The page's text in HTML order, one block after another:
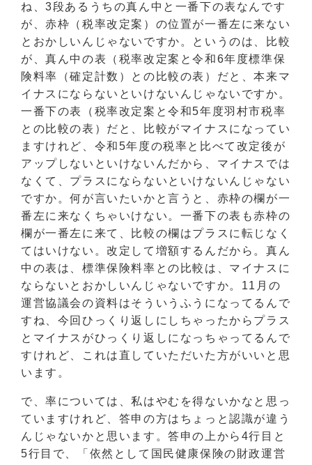
ね、3段あるうちの真ん中と一番下の表なんです
が、赤枠（税率改定案）の位置が一番左に来ない
とおかしいんじゃないですか。というのは、比較
が、真ん中の表（税率改定案と令和6年度標準保
険料率（確定計数）との比較の表）だと、本来マ
イナスにならないといけないんじゃないですか。
一番下の表（税率改定案と令和5年度羽村市税率
との比較の表）だと、比較がマイナスになってい
ますけれど、令和5年度の税率と比べて改定後が
アップしないといけないんだから、マイナスでは
なくて、プラスにならないといけないんじゃない
ですか。何が言いたいかと言うと、赤枠の欄が一
番左に来なくちゃいけない。一番下の表も赤枠の
欄が一番左に来て、比較の欄はプラスに転じなく
てはいけない。改定して増額するんだから。真ん
中の表は、標準保険料率との比較は、マイナスに
ならないとおかしいんじゃないですか。11月の
運営協議会の資料はそういうふうになってるんで
すね、今回ひっくり返しにしちゃったからプラス
とマイナスがひっくり返しになっちゃってるんで
すけれど、これは直していただいた方がいいと思
います。
で、率については、私はやむを得ないかなと思っ
ていますけれど、答申の方はちょっと認識が違う
んじゃないかと思います。答申の上から4行目と
5行目で、「依然として国民健康保険の財政運営